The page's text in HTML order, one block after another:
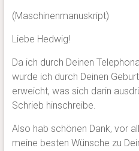
(Maschinenmanuskript)
Liebe Hedwig!
Da ich durch Deinen
wurde ich durch Deinen
erweicht, was sich darin
Schrieb hinschreibe.
Also hab schönen Dank, vor
meine besten Wünsche zu